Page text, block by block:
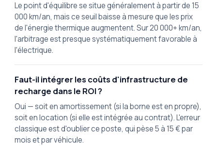
Le point d'équilibre se situe généralement à partir de 15
000 km/an, mais ce seuil baisse à mesure que les prix
de l'énergie thermique augmentent. Sur 20 000+ km/an,
l'arbitrage est presque systématiquement favorable à
l'électrique.
Faut-il intégrer les coûts d'infrastructure de
recharge dans le ROI ?
Oui — soit en amortissement (si la borne est en propre),
soit en location (si elle est intégrée au contrat). L'erreur
classique est d'oublier ce poste, qui pèse 5 à 15 € par
mois et par véhicule.